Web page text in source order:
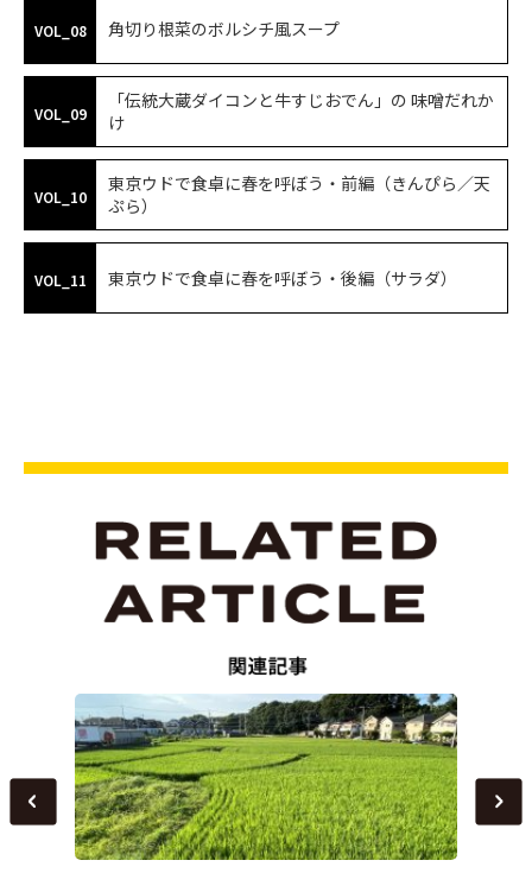
VOL_08 角切り根菜のボルシチ風スープ
VOL_09
「伝統大蔵ダイコンと牛すじおでん」の 味噌だれか
け
VOL_10
東京ウドで食卓に春を呼ぼう・前編（きんぴら／天
ぷら）
VOL_11 東京ウドで食卓に春を呼ぼう・後編（サラダ）